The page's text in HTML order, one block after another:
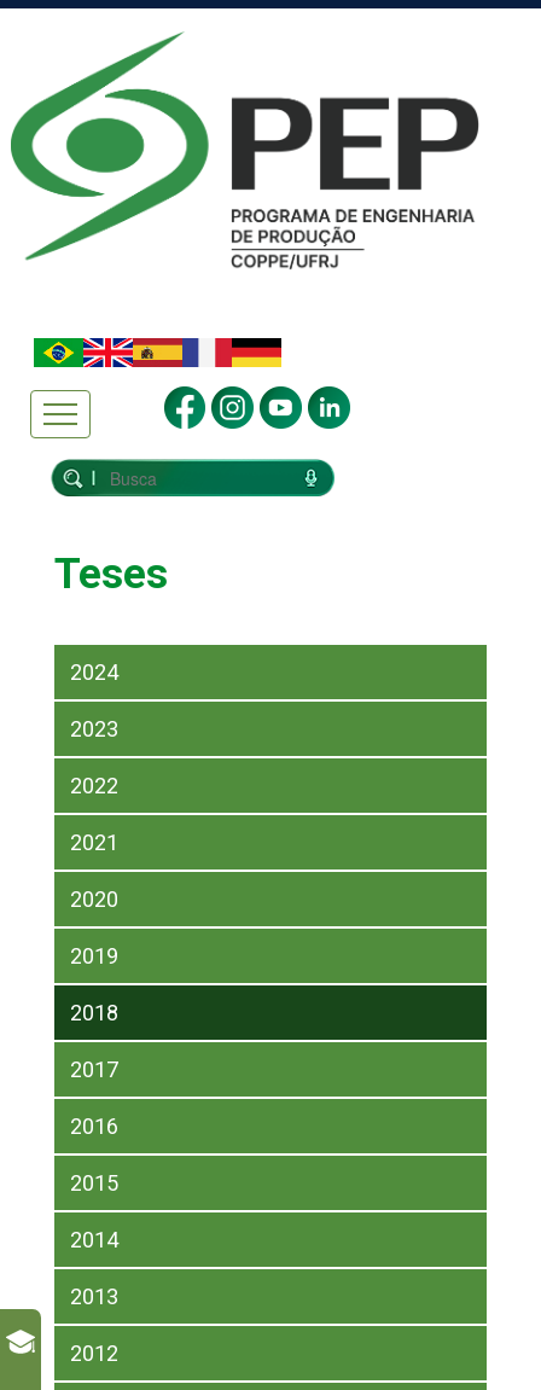
Teses
2024
2023
2022
2021
2020
2019
2018
2017
2016
2015
2014
2013
2012